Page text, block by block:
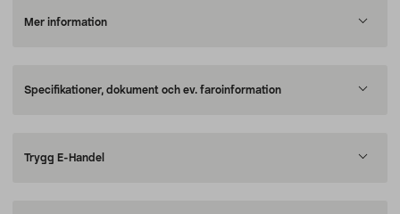
Mer information
Specifikationer, dokument och ev. faroinformation
Trygg E-Handel